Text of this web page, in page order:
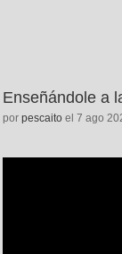
Enseñándole a
por pescaito el 7 ago